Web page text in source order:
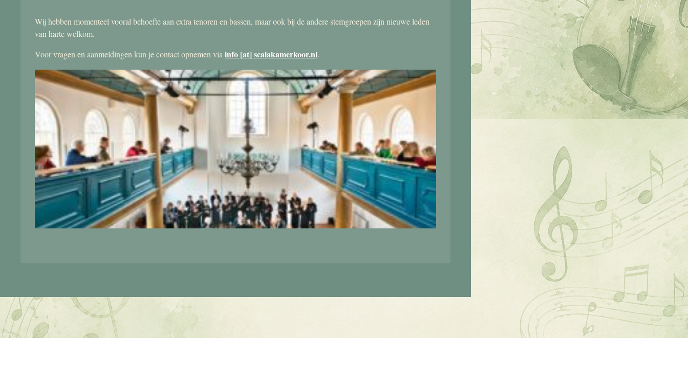
Wij hebben momenteel vooral behoefte aan extra tenoren en bassen, maar ook bij de andere stemgroepen zijn nieuwe leden
van harte welkom.
Voor vragen en aanmeldingen kun je contact opnemen via info [at] scalakamerkoor.nl.